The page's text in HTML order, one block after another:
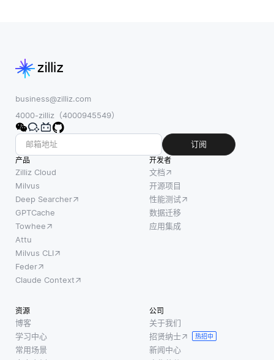
business@zilliz.com
4000-zilliz（4000945549）
订阅
产品
Zilliz Cloud
Milvus
Deep Searcher
GPTCache
Towhee
Attu
Milvus CLI
Feder
Claude Context
开发者
文档
开源项目
性能测试
数据迁移
应用集成
资源
博客
学习中心
常用场景
公司
关于我们
招贤纳士
热招中
新闻中心